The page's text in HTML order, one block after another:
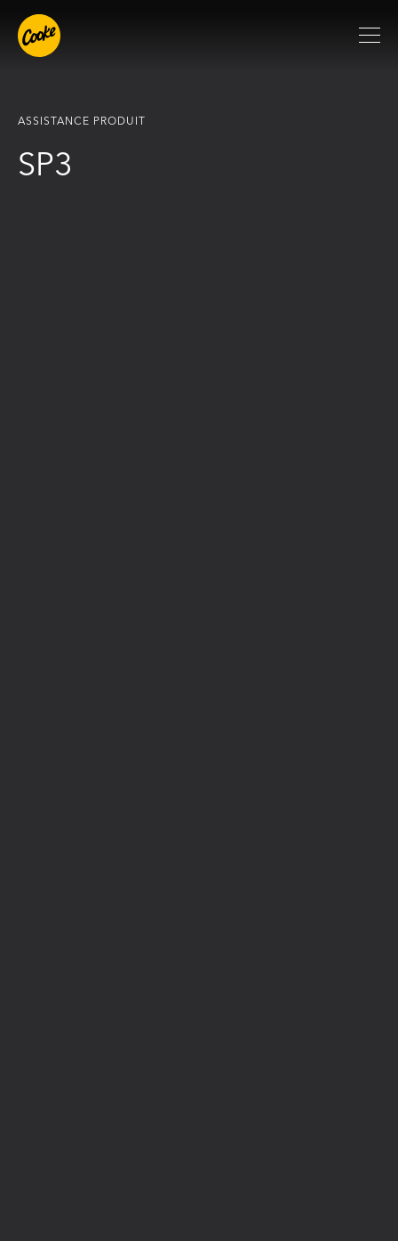
ASSISTANCE PRODUIT
SP3